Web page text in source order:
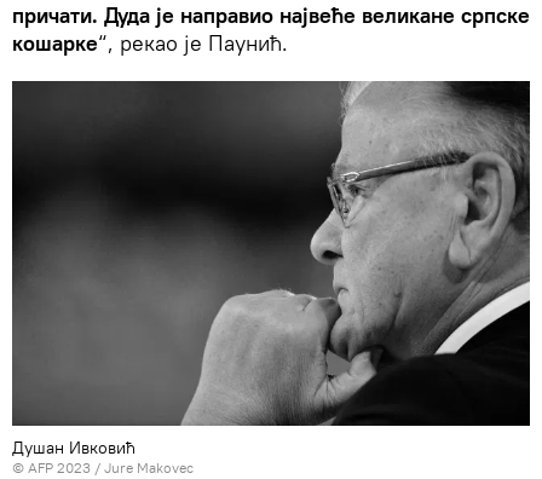
причати. Дуда је направио највеће великане српске
кошарке“, рекао је Паунић.
Душан Ивковић
© AFP 2023 / Jure Makovec